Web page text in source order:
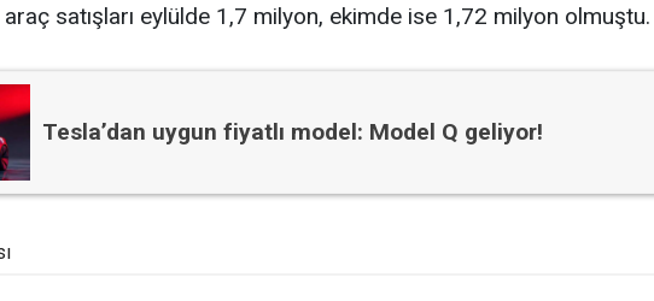
satışları eylülde 1,7 milyon, ekimde ise 1,72 milyon olmuştu.
Tesla’dan uygun fiyatlı model: Model Q geliyor!